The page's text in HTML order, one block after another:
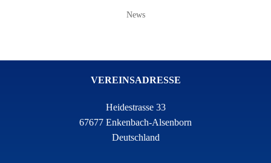
News
VEREINSADRESSE
Heidestrasse 33
67677 Enkenbach-Alsenborn
Deutschland